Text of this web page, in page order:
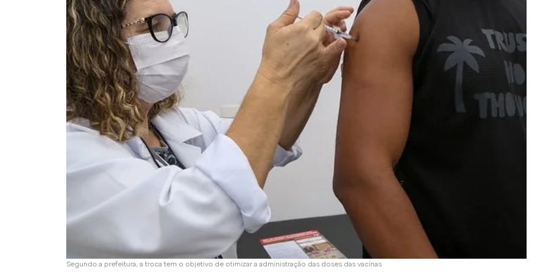
Segundo a prefeitura, a troca tem o objetivo de otimizar a administração das doses das vacinas